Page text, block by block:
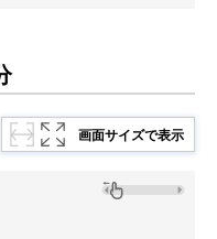
画面サイズで表示